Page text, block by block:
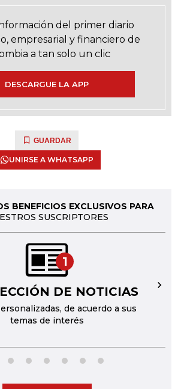
del primer diario
empresarial y financiero de
a tan solo un clic
DESCARGUE LA APP
GUARDAR
UNIRSE A WHATSAPP
BENEFICIOS EXCLUSIVOS PARA
SUSCRIPTORES
1
DE NOTICIAS
de acuerdo a sus
temas de interés
→